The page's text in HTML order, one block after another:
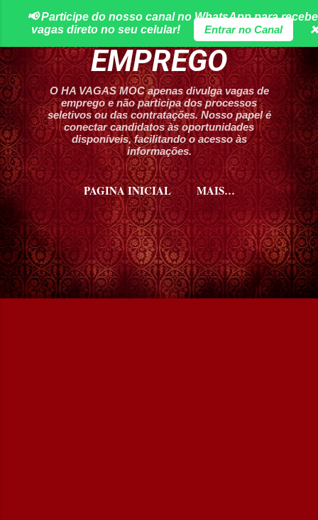
Pular para o conteúdo principal
HA VAGAS DE
EMPREGO
O HA VAGAS MOC apenas divulga vagas de
emprego e não participa dos processos
seletivos ou das contratações. Nosso papel é
conectar candidatos às oportunidades
disponíveis, facilitando o acesso às
informações.
📢 Participe do nosso canal no WhatsApp para
vagas direto no seu celular!
Entrar no Canal ❌
PAGINA INICIAL
MAIS…
CURSOS HA VAGAS MOC